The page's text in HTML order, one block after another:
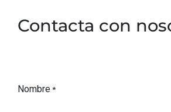
Contacta con
Nombre*